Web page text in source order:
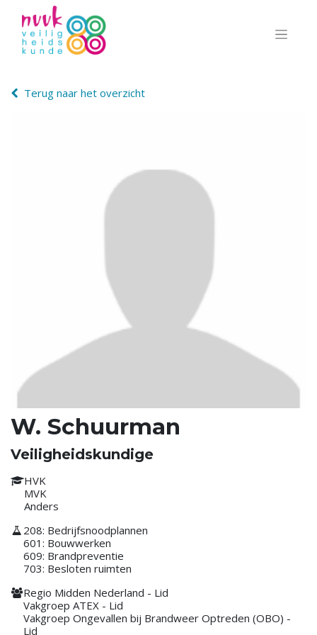
Terug naar het overzicht
W. Schuurman
Veiligheidskundige
HVK
MVK
Anders
208: Bedrijfsnoodplannen
601: Bouwwerken
609: Brandpreventie
703: Besloten ruimten
Regio Midden Nederland - Lid
Vakgroep ATEX - Lid
Vakgroep Ongevallen bij Brandweer Optreden (OBO) -
Lid